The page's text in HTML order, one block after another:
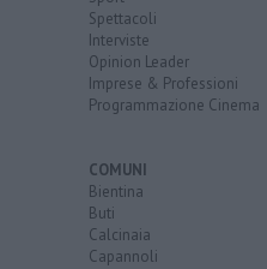
Spettacoli
Interviste
Opinion Leader
Imprese & Professioni
Programmazione Cinema
COMUNI
Bientina
Buti
Calcinaia
Capannoli